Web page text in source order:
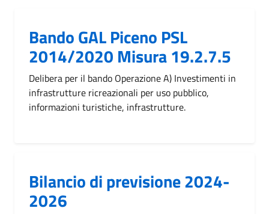
Bando GAL Piceno PSL
2014/2020 Misura 19.2.7.5
Delibera per il bando Operazione A) Investimenti in
infrastrutture ricreazionali per uso pubblico,
informazioni turistiche, infrastrutture.
Bilancio di previsione 2024-
2026